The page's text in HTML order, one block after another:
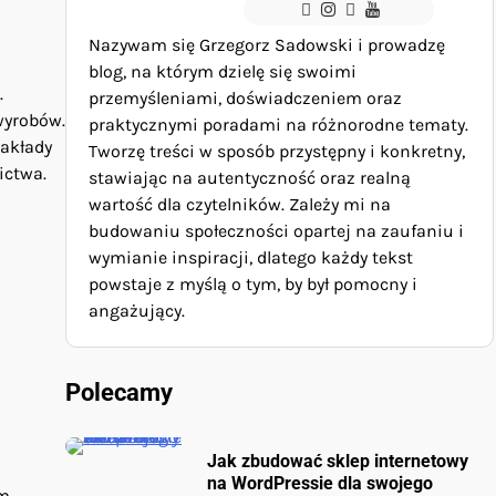
Nazywam się Grzegorz Sadowski i prowadzę
blog, na którym dzielę się swoimi
przemyśleniami, doświadczeniem oraz
praktycznymi poradami na różnorodne tematy.
Tworzę treści w sposób przystępny i konkretny,
stawiając na autentyczność oraz realną
wartość dla czytelników. Zależy mi na
budowaniu społeczności opartej na zaufaniu i
wymianie inspiracji, dlatego każdy tekst
powstaje z myślą o tym, by był pomocny i
angażujący.
Polecamy
Jak zbudować sklep internetowy
na WordPressie dla swojego